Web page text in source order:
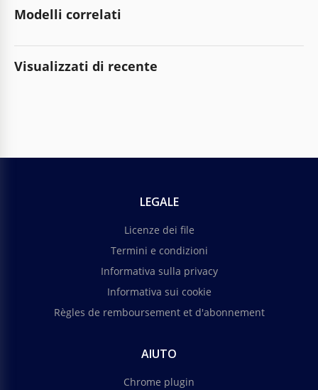
Modelli correlati
Visualizzati di recente
LEGALE
Licenze dei file
Termini e condizioni
Informativa sulla privacy
Informativa sui cookie
Règles de remboursement et d'abonnement
AIUTO
Chrome plugin